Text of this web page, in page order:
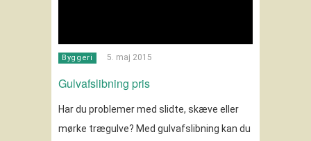
Byggeri 5. maj 2015
Gulvafslibning pris
Har du problemer med slidte, skæve eller
mørke trægulve? Med gulvafslibning kan du